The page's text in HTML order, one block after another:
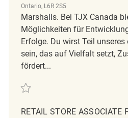
Ontario, L6R 2S5
Marshalls. Bei TJX Canada
Möglichkeiten für
Erfolge. Du wirst Teil
sein, das auf Vielfalt setzt,
fördert...
Retten Retail Store Associate Part
RETAIL STORE ASSOCIATE